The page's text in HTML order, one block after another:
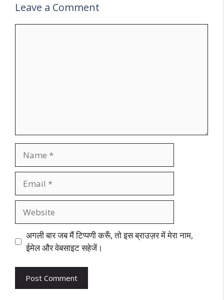
Leave a Comment
अगली बार जब मैं टिप्पणी करूँ, तो इस ब्राउज़र में मेरा नाम,
ईमेल और वेबसाइट सहेजें।